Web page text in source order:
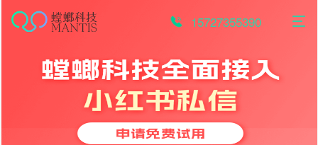
15727355390